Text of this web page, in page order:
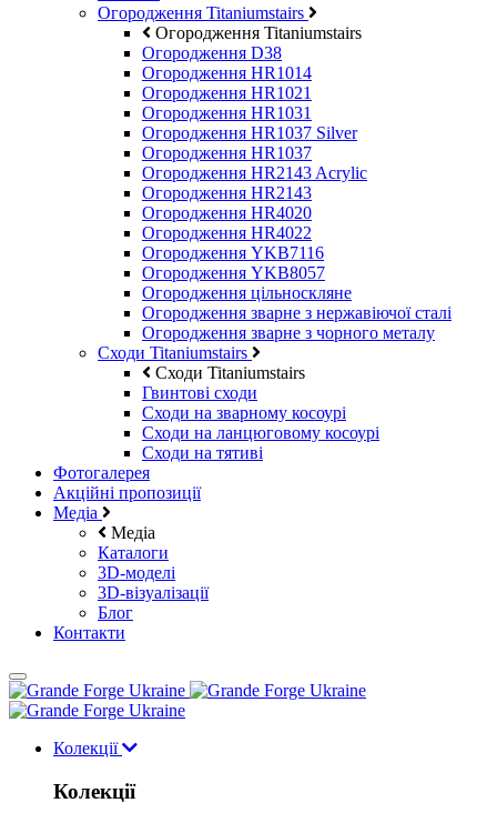
Огородження Titaniumstairs
Огородження Titaniumstairs
Огородження D38
Огородження HR1014
Огородження HR1021
Огородження HR1031
Огородження HR1037 Silver
Огородження HR1037
Огородження HR2143 Acrylic
Огородження HR2143
Огородження HR4020
Огородження HR4022
Огородження YKB7116
Огородження YKB8057
Огородження цільноскляне
Огородження зварне з нержавіючої сталі
Огородження зварне з чорного металу
Сходи Titaniumstairs
Сходи Titaniumstairs
Гвинтові сходи
Cходи на зварному косоурі
Сходи на ланцюговому косоурі
Cходи на тятиві
Фотогалерея
Акційні пропозиції
Медіа
Медіа
Каталоги
3D-моделі
3D-візуалізації
Блог
Контакти
Колекції
Колекції